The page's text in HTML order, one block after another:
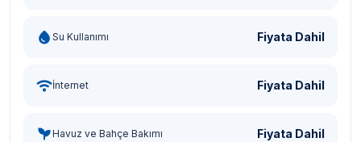
Su Kullanımı Fiyata Dahil
İnternet Fiyata Dahil
Havuz ve Bahçe Bakımı Fiyata Dahil